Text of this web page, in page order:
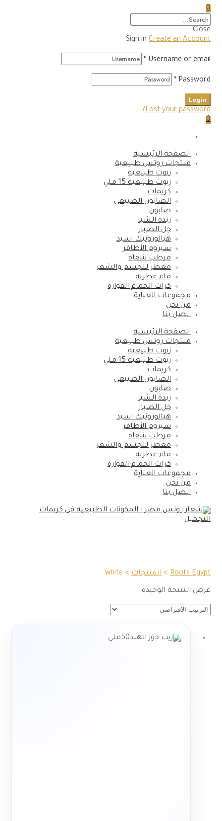
0
Close
Sign in Create an Account
Username or email
*
Password
*
Login
Lost your password?
0
الصفحة الرئيسية
منتجات روتس طبيعية
زيوت طبيعيه
زيوت طبيعيه 15 ملي
كريمات
الصابون الطبيعى
صابون
زبدة الشيا
جل الصبار
هيالورونيك اسيد
سيروم الأظافر
مرطب شفاه
معطر للجسم والشعر
ماء عطريه
كرات الحمام الفوارة
مجموعات العناية
من نحن
اتصل بنا
الصفحة الرئيسية
منتجات روتس طبيعية
زيوت طبيعيه
زيوت طبيعيه 15 ملي
كريمات
الصابون الطبيعى
صابون
زبدة الشيا
جل الصبار
هيالورونيك اسيد
سيروم الأظافر
مرطب شفاه
معطر للجسم والشعر
ماء عطريه
كرات الحمام الفوارة
مجموعات العناية
من نحن
اتصل بنا
Roots Egypt
> المنتجات >
white
عرض النتيجة الوحيدة